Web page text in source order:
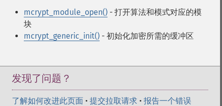
mcrypt_module_open() - 打开算法和模式对应的模
块
mcrypt_generic_init() - 初始化加密所需的缓冲区
发现了问题？
了解如何改进此页面 • 提交拉取请求 • 报告一个错误